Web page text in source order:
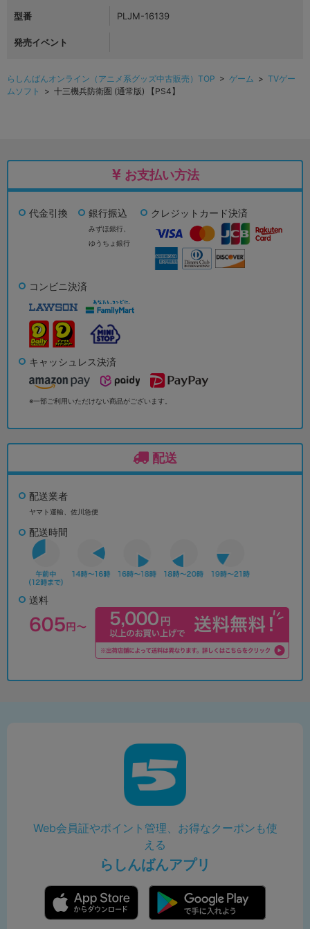
型番 PLJM-16139
発売イベント
らしんばんオンライン（アニメ系グッズ中古販売）TOP > ゲーム > TVゲー
ムソフト
> 十三機兵防衛圏 (通常版) 【PS4】
お支払い方法
代金引換 銀行振込
みずほ銀行、
ゆうちょ銀行
クレジットカード決済
コンビニ決済
キャッシュレス決済
※一部ご利用いただけない商品がございます。
配送
配送業者
ヤマト運輸、佐川急便
配送時間
送料
Web会員証やポイント管理、お得なクーポンも使
える
らしんばんアプリ